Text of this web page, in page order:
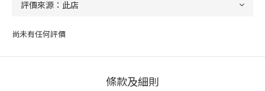
尚未有任何評價
條款及細則